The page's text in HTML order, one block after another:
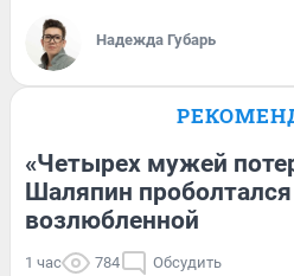
Надежда Губарь
«Четырех мужей
Шаляпин
возлюбленной
1 час 784 Обсудить